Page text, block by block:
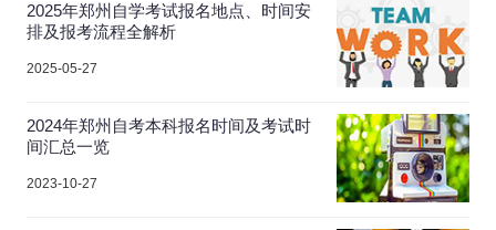
2025年郑州自学考试报名地点、时间安
排及报考流程全解析
2025-05-27
2024年郑州自考本科报名时间及考试时
间汇总一览
2023-10-27